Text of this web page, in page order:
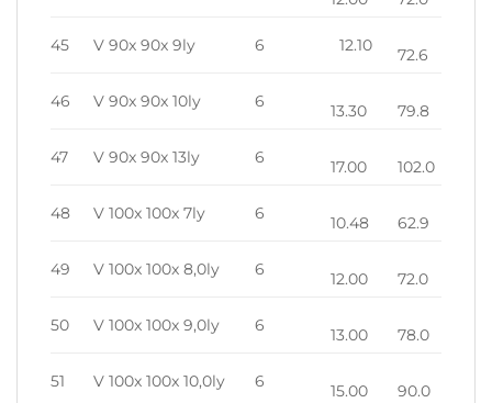
45 V 90x 90x 9ly 6 12.10 72.6
46 V 90x 90x 10ly 6 13.30 79.8
47 V 90x 90x 13ly 6 17.00 102.0
48 V 100x 100x 7ly 6 10.48 62.9
49 V 100x 100x 8,0ly 6 12.00 72.0
50 V 100x 100x 9,0ly 6 13.00 78.0
51 V 100x 100x 10,0ly 6 15.00 90.0